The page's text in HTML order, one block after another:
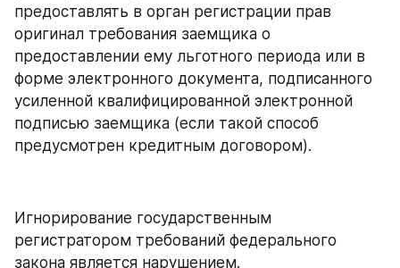
предоставлять в орган регистрации прав
оригинал требования заемщика о
предоставлении ему льготного периода или в
форме электронного документа, подписанного
усиленной квалифицированной электронной
подписью заемщика (если такой способ
предусмотрен кредитным договором).
Игнорирование государственным
регистратором требований федерального
закона является нарушением.